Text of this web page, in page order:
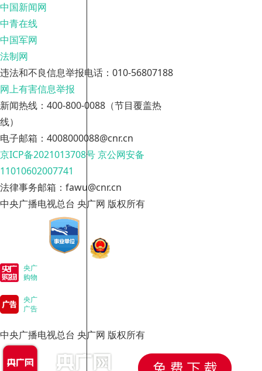
中国新闻网
中青在线
中国军网
法制网
违法和不良信息举报电话：010-56807188
网上有害信息举报
新闻热线：400-800-0088（节目覆盖热
线）
电子邮箱：4008000088@cnr.cn
京ICP备2021013708号京公网安备
11010602007741
法律事务邮箱：fawu@cnr.cn
中央广播电视总台 央广网 版权所有
央广
购物
央广
广告
中央广播电视总台 央广网 版权所有